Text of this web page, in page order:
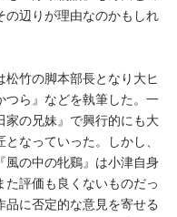
の辺りが理由なのかもしれ
竹の脚本部長となり大ヒ
つら』などを執筆した。一
家の兄妹』で興行的にも大
なっていった。しかし、
風の中の牝鷄』は小津自身
た評価も良くないものだっ
品に否定的な意見を寄せる